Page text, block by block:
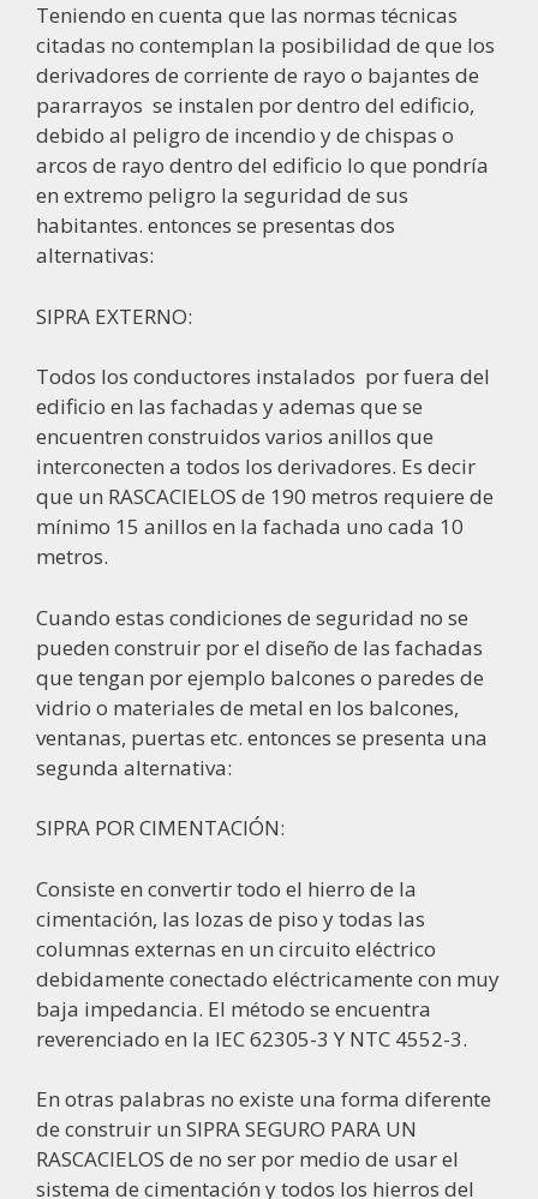
Teniendo en cuenta que las normas técnicas
citadas no contemplan la posibilidad de que los
derivadores de corriente de rayo o bajantes de
pararrayos se instalen por dentro del edificio,
debido al peligro de incendio y de chispas o
arcos de rayo dentro del edificio lo que pondría
en extremo peligro la seguridad de sus
habitantes. entonces se presentas dos
alternativas:
SIPRA EXTERNO:
Todos los conductores instalados por fuera del
edificio en las fachadas y ademas que se
encuentren construidos varios anillos que
interconecten a todos los derivadores. Es decir
que un RASCACIELOS de 190 metros requiere de
mínimo 15 anillos en la fachada uno cada 10
metros.
Cuando estas condiciones de seguridad no se
pueden construir por el diseño de las fachadas
que tengan por ejemplo balcones o paredes de
vidrio o materiales de metal en los balcones,
ventanas, puertas etc. entonces se presenta una
segunda alternativa:
SIPRA POR CIMENTACIÓN:
Consiste en convertir todo el hierro de la
cimentación, las lozas de piso y todas las
columnas externas en un circuito eléctrico
debidamente conectado eléctricamente con muy
baja impedancia. El método se encuentra
reverenciado en la IEC 62305-3 Y NTC 4552-3.
En otras palabras no existe una forma diferente
de construir un SIPRA SEGURO PARA UN
RASCACIELOS de no ser por medio de usar el
sistema de cimentación y todos los hierros del